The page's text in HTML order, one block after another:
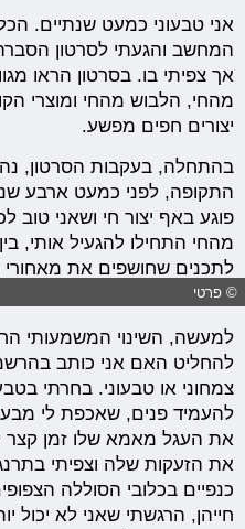
אני טבעוני כמעט שנתיים.
המחשב והגעתי לסרטון
אך צפיתי בו. בסרטון הראו
מהחי, הלבוש מהחי ומוצרי
יצורים חפים מפשע.
בהתחלה, בעקבות הסרטון,
התקופה, לפני כמעט ארבע
פוגע באף יצור חי ושאני טוב
מהחי התחילו להגעיל אותי,
לתכנים שחושפים את מאחורי
© פרטי
למעשה, השינוי המשמעותי
להחליט האם אני כותב
צמחוני או טבעוני. בחרתי
להעמיד פנים, שאכפת לי
את העגל מאמא שלו זמן
את הזעקות שלה וצפיתי
כנפיים בכלובי הסוללה
חייהן, הרגשתי שאני לא יכול